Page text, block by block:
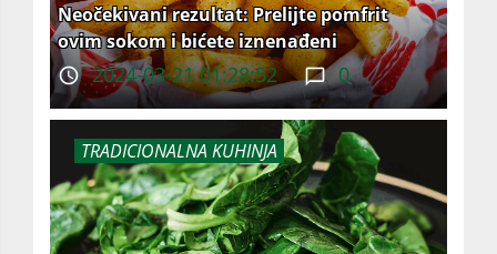
Neočekivani rezultat: Prelijte pomfrit
ovim sokom i bićete iznenađeni
2024-03-21 01:28:52 0
TRADICIONALNA KUHINJA